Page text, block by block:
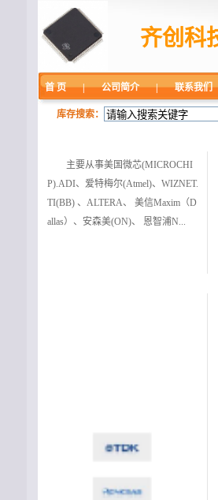
齐创科
首 页 | 公司简介 | 联系我们
库存搜索：
主要从事美国微芯(MICROCHI
P).ADI、爱特梅尔(Atmel)、WIZNET.
TI(BB) 、ALTERA、 美信Maxim（D
allas）、安森美(ON)、 恩智浦N...